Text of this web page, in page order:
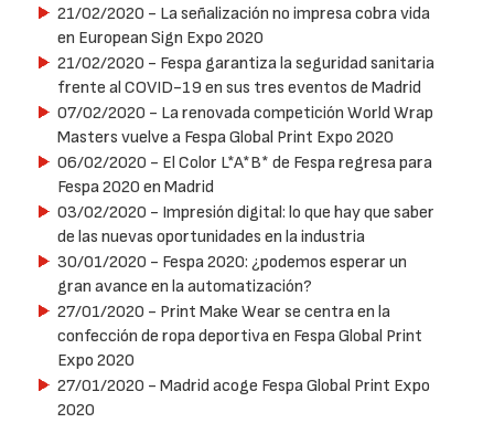
21/02/2020 - La señalización no impresa cobra vida
en European Sign Expo 2020
21/02/2020 - Fespa garantiza la seguridad sanitaria
frente al COVID-19 en sus tres eventos de Madrid
07/02/2020 - La renovada competición World Wrap
Masters vuelve a Fespa Global Print Expo 2020
06/02/2020 - El Color L*A*B* de Fespa regresa para
Fespa 2020 en Madrid
03/02/2020 - Impresión digital: lo que hay que saber
de las nuevas oportunidades en la industria
30/01/2020 - Fespa 2020: ¿podemos esperar un
gran avance en la automatización?
27/01/2020 - Print Make Wear se centra en la
confección de ropa deportiva en Fespa Global Print
Expo 2020
27/01/2020 - Madrid acoge Fespa Global Print Expo
2020